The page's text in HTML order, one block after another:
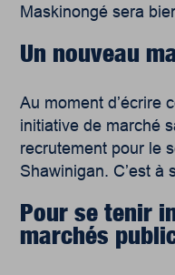
Maskinongé sera
Un nouveau
Au moment d’écrire
initiative de marché
recrutement pour le
Shawinigan. C’est à
Pour se tenir
marchés